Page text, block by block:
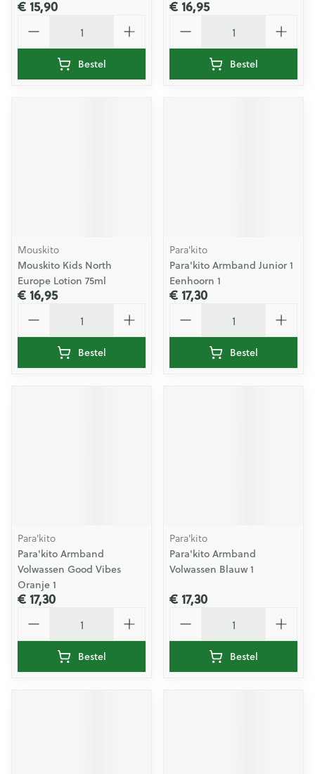
€ 15,90
Bestel
€ 16,95
Bestel
Mouskito
Mouskito Kids North
Europe Lotion 75ml
€ 16,95
Bestel
Para'kito
Para'kito Armband Junior 1
Eenhoorn 1
€ 17,30
Bestel
Para'kito
Para'kito Armband
Volwassen Good Vibes
Oranje 1
€ 17,30
Bestel
Para'kito
Para'kito Armband
Volwassen Blauw 1
€ 17,30
Bestel